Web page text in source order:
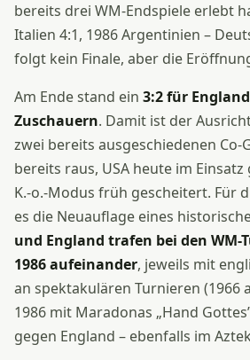
bereits drei WM-Endspiele erlebt
Italien 4:1, 1986 Argentinien –
folgt kein Finale, aber die
Am Ende stand ein 3:2 für England
Zuschauern. Damit ist der
zwei bereits ausgeschiedenen Co-
bereits raus, USA heute im Einsatz
K.-o.-Modus früh gescheitert. Für
es die Neuauflage eines
und England trafen bei den WM-
1986 aufeinander, jeweils mit
an spektakulären Turnieren (1966
1986 mit Maradonas „Hand
gegen England – ebenfalls im